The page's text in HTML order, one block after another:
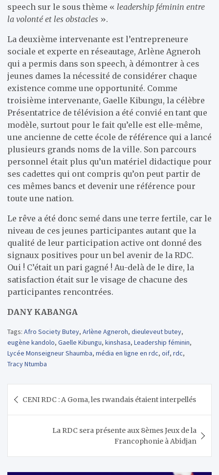
speech sur le sous thème « leadership féminin entre
la volonté et les obstacles ».
La deuxième intervenante est l’entrepreneure
sociale et experte en réseautage, Arlène Agneroh
qui a permis dans son speech, à démontrer à ces
jeunes dames la nécessité de considérer chaque
existence comme une opportunité. Comme
troisième intervenante, Gaelle Kibungu, la célèbre
Présentatrice de télévision a été convié en tant que
modèle, surtout pour le fait qu’elle est elle-même,
une ancienne de cette école de référence qui a lancé
plusieurs grands noms de la ville. Son parcours
personnel était plus qu’un matériel didactique pour
ses cadettes qui ont compris qu’on peut partir de
ces mêmes bancs et devenir une référence pour
toute une nation.
Le rêve a été donc semé dans une terre fertile, car le
niveau de ces jeunes participantes autant que la
qualité de leur participation active ont donné des
signaux positives pour un bel avenir de la RDC.
Oui ! C’était un pari gagné ! Au-delà de le dire, la
satisfaction était sur le visage de chacune des
participantes rencontrées.
DANY KABANGA
Tags: Afro Society Butey, Arlène Agneroh, dieuleveut butey,
eugène kandolo, Gaelle Kibungu, kinshasa, Leadership féminin,
Lycée Monseigneur Shaumba, média en ligne en rdc, oif, rdc,
Tracy Ntumba
de CENI RDC : A Goma, les rwandais étaient interpellés
La RDC sera présente aux 8èmes Jeux de la
Francophonie à Abidjan